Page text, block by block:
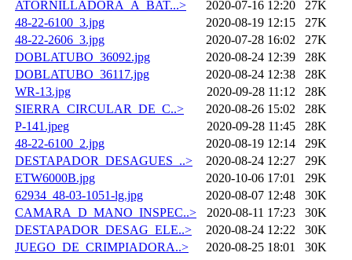
ATORNILLADORA_A_BAT...>
2020-07-16 12:20
27K
48-22-6100_3.jpg
2020-08-19 12:15
27K
48-22-2606_3.jpg
2020-07-28 16:02
27K
DOBLATUBO_36092.jpg
2020-08-24 12:39
28K
DOBLATUBO_36117.jpg
2020-08-24 12:38
28K
WR-13.jpg
2020-09-28 11:12
28K
SIERRA_CIRCULAR_DE_C..>
2020-08-26 15:02
28K
P-141.jpeg
2020-09-28 11:45
28K
48-22-6100_2.jpg
2020-08-19 12:14
29K
DESTAPADOR_DESAGUES_..>
2020-08-24 12:27
29K
ETW6000B.jpg
2020-10-06 17:01
29K
62934_48-03-1051-lg.jpg
2020-08-07 12:48
30K
CAMARA_D_MANO_INSPEC..>
2020-08-11 17:23
30K
DESTAPADOR_DESAG_ELE..>
2020-08-24 12:22
30K
JUEGO_DE_CRIMPIADORA..>
2020-08-25 18:01
30K